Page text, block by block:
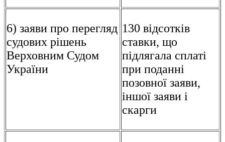
6) заяви про перегляд
судових рішень
Верховним Судом
України
130 відсотків
ставки, що
підлягала сплаті
при поданні
позовної заяви,
іншої заяви і
скарги